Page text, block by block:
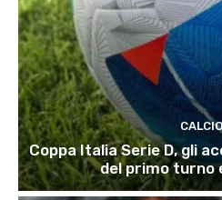
CALCIO
Coppa Italia Serie D, gli
del primo turno